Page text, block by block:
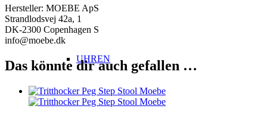
UHREN
Hersteller: MOEBE ApS
Strandlodsvej 42a, 1
DK-2300 Copenhagen S
info@moebe.dk
Das könnte dir auch gefallen …